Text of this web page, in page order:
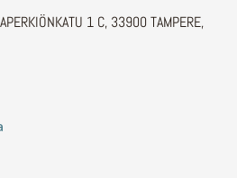
1 C, 33900 TAMPERE,